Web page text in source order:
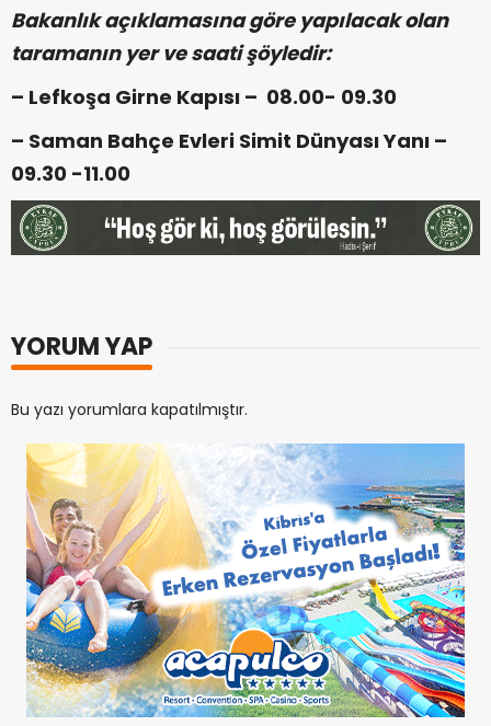
Bakanlık açıklamasına göre yapılacak olan
taramanın yer ve saati şöyledir:
– Lefkoşa Girne Kapısı – 08.00- 09.30
– Saman Bahçe Evleri Simit Dünyası Yanı –
09.30 -11.00
YORUM YAP
Bu yazı yorumlara kapatılmıştır.